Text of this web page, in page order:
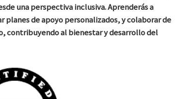
una perspectiva inclusiva. Aprenderás a
de apoyo personalizados, y colaborar de
contribuyendo al bienestar y desarrollo del